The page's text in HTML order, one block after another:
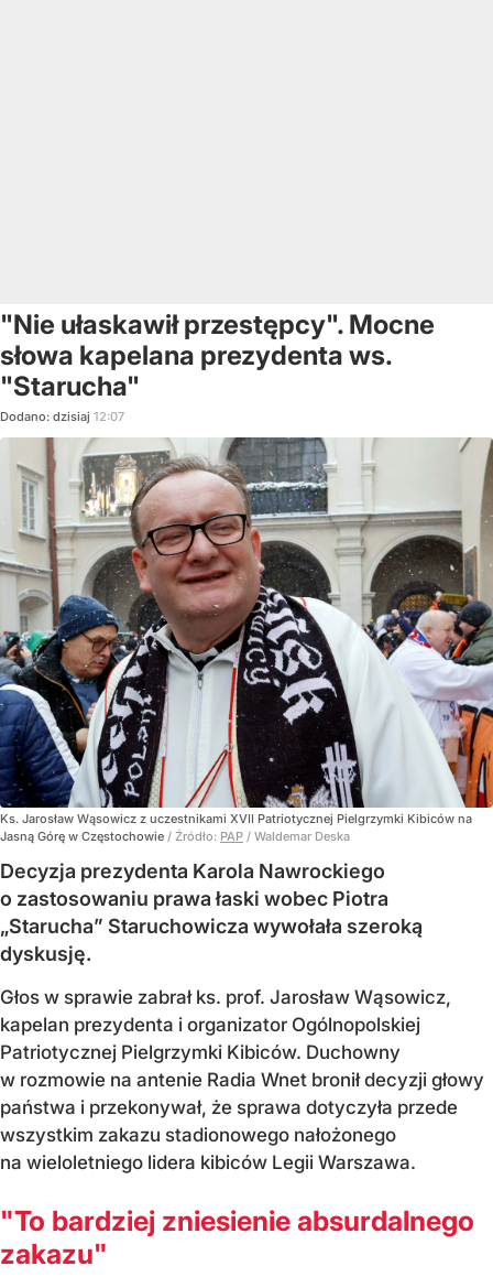
"Nie ułaskawił przestępcy". Mocne
słowa kapelana prezydenta ws.
"Starucha"
Dodano: dzisiaj 12:07
Ks. Jarosław Wąsowicz z uczestnikami XVII Patriotycznej Pielgrzymki Kibiców na
Jasną Górę w Częstochowie / Źródło: PAP / Waldemar Deska
Decyzja prezydenta Karola Nawrockiego
o zastosowaniu prawa łaski wobec Piotra
„Starucha” Staruchowicza wywołała szeroką
dyskusję.
Głos w sprawie zabrał ks. prof. Jarosław Wąsowicz,
kapelan prezydenta i organizator Ogólnopolskiej
Patriotycznej Pielgrzymki Kibiców. Duchowny
w rozmowie na antenie Radia Wnet bronił decyzji głowy
państwa i przekonywał, że sprawa dotyczyła przede
wszystkim zakazu stadionowego nałożonego
na wieloletniego lidera kibiców Legii Warszawa.
"To bardziej zniesienie absurdalnego
zakazu"